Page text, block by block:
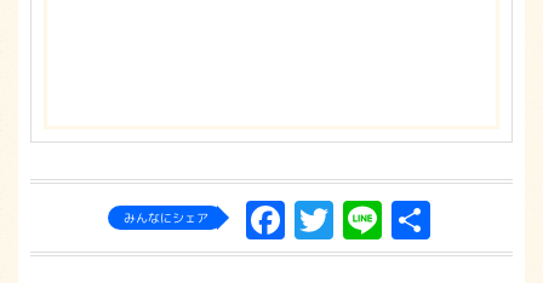
みんなにシェア Facebook
Twitter
Line
有